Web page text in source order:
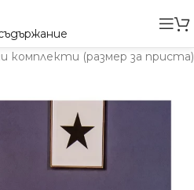
комплекти (размер за приста)